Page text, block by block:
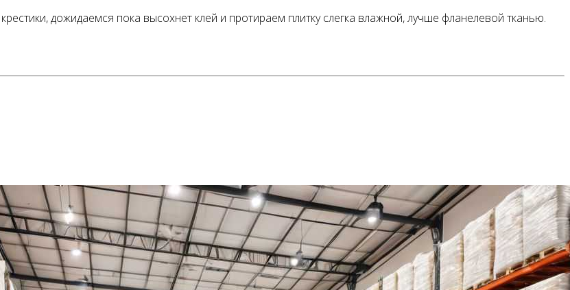
дожидаемся пока высохнет клей и протираем плитку слегка влажной, лучше фланелевой тканью.